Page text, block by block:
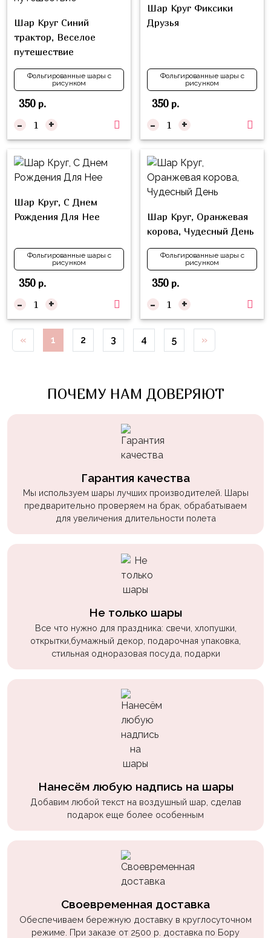
Шар Круг Синий
трактор, Веселое
путешествие
Фольгированные шары с
рисунком
350р.
- +
Шар Круг Фиксики
Друзья
Фольгированные шары с
рисунком
350р.
- +
Шар Круг, С Днем
Рождения Для Нее
Фольгированные шары с
рисунком
350р.
- +
Шар Круг, Оранжевая
корова, Чудесный День
Фольгированные шары с
рисунком
350р.
- +
« 1 2 3 4 5 »
ПОЧЕМУ НАМ ДОВЕРЯЮТ
Гарантия качества
Мы используем шары лучших производителей. Шары
предварительно проверяем на брак, обрабатываем
для увеличения длительности полета
Не только шары
Все что нужно для праздника: свечи, хлопушки,
открытки,бумажный декор, подарочная упаковка,
стильная одноразовая посуда, подарки
Нанесём любую надпись на шары
Добавим любой текст на воздушный шар, сделав
подарок еще более особенным
Своевременная доставка
Обеспечиваем бережную доставку в круглосуточном
режиме. При заказе от 2500 р. доставка по Бору
Куклы
ЛОЛ
Для
Него
Для
Неё
Транспорт
Техника
Животные
Звёздные
Войны
Уэнсдэй
Трансформеры
Фрукты
Девочкам
Недетские
(18+)